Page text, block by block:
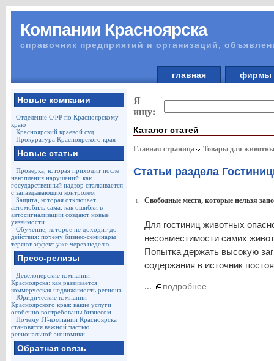
Компании Красноярска
справочник предприятий и организаций,
главная
Новые компании
Отделение СФР по Красноярскому
краю
Красноярский краевой суд
Прокуратура Красноярского края
Новые статьи
Проверка, которая приходит после
накопления нарушений: как
государственный надзор сталкивается
с запаздывающим контролем
Защита, которая отключает
автомобиль сама: как ошибки в
автосигнализации создают новые
уязвимости
Обучение, которое не доходит до
действия: почему бизнес-семинары
теряют эффект уже через неделю
Пресс-релизы
Девелоперские компании
Красноярска: как развивается
коммерческая недвижимость региона
Юридические компании
Красноярского края: какие услуги
особенно востребованы бизнесом
Почему IT-компании Красноярска
становятся важной частью
региональной экономики
Обратная связь
Я
ищу:
Каталог статей
Главная страница Товары для
Статьи раздела
1. Свободные места, которые нельзя
Для гостиниц животных
несовместимости самих
Попытка держать высокую
содержания в источник
... подробнее